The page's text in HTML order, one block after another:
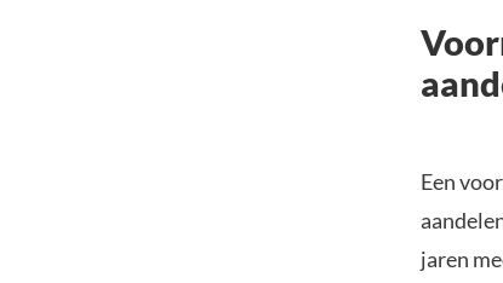
Een
jaren